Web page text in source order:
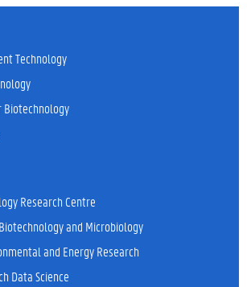
Technology
Biotechnology
Research Centre
and Microbiology
and Energy Research
Data Science